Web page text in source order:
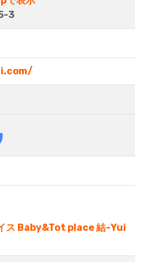
3
ス Baby&Tot place 結-Yui